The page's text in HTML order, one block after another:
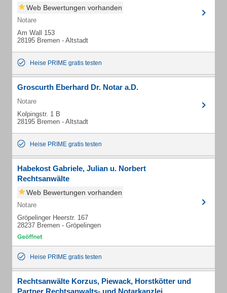
Web Bewertungen vorhanden
Notare
Am Wall 153
28195 Bremen - Altstadt
Heise PRIME gratis testen
Groscurth Eberhard Dr. Notar a.D.
Notare
Kolpingstr. 1 B
28195 Bremen - Altstadt
Heise PRIME gratis testen
Habekost Gabriele, Julian u. Norbert
Rechtsanwälte
Web Bewertungen vorhanden
Notare
Gröpelinger Heerstr. 167
28237 Bremen - Gröpelingen
Heise PRIME gratis testen
Rechtsanwälte Korzus, Piewack, Horstkötter und
Partner Rechtsanwalts- und Notarkanzlei